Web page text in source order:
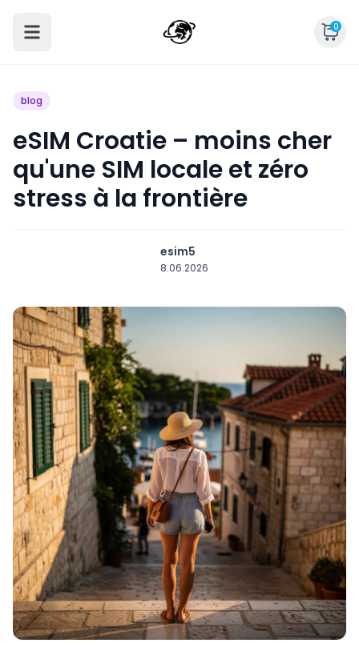
0
blog
eSIM Croatie – moins cher
qu'une SIM locale et zéro
stress à la frontière
esim5
8.06.2026